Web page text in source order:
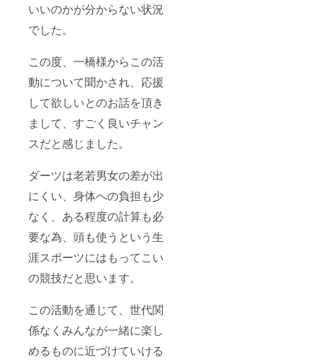
いいのかが分からない状況
でした。
この度、一橋様からこの活
動について聞かされ、応援
して欲しいとのお話を頂き
まして、すごく良いチャン
スだと感じました。
ダーツは老若男女の差が出
にくい、身体への負担も少
なく、ある程度の計算も必
要な為、頭も使うという生
涯スポーツにはもってこい
の競技だと思います。
この活動を通じて、世代関
係なくみんなが一緒に楽し
めるものに近づけていける